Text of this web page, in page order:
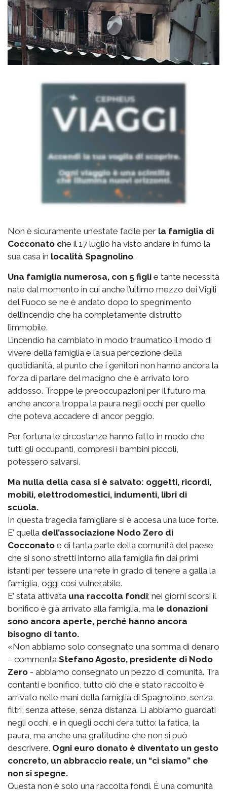
Non è sicuramente un’estate facile per la famiglia di
Cocconato che il 17 luglio ha visto andare in fumo la
sua casa in località Spagnolino.
Una famiglia numerosa, con 5 figli e tante necessità
nate dal momento in cui anche l’ultimo mezzo dei Vigili
del Fuoco se ne è andato dopo lo spegnimento
dell’incendio che ha completamente distrutto
l’immobile.
L’incendio ha cambiato in modo traumatico il modo di
vivere della famiglia e la sua percezione della
quotidianità, al punto che i genitori non hanno ancora la
forza di parlare del macigno che è arrivato loro
addosso. Troppe le preoccupazioni per il futuro ma
anche ancora troppa la paura negli occhi per quello
che poteva accadere di ancor peggio.
Per fortuna le circostanze hanno fatto in modo che
tutti gli occupanti, compresi i bambini piccoli,
potessero salvarsi.
Ma nulla della casa si è salvato: oggetti, ricordi,
mobili, elettrodomestici, indumenti, libri di
scuola.
In questa tragedia famigliare si è accesa una luce forte.
E’ quella dell’associazione Nodo Zero di
Cocconato e di tanta parte della comunità del paese
che si sono stretti intorno alla famiglia fin dai primi
istanti per tessere una rete in grado di tenere a galla la
famiglia, oggi così vulnerabile.
E’ stata attivata una raccolta fondi; nei giorni scorsi il
bonifico è già arrivato alla famiglia, ma le donazioni
sono ancora aperte, perché hanno ancora
bisogno di tanto.
«Non abbiamo solo consegnato una somma di denaro
– commenta Stefano Agosto, presidente di Nodo
Zero - abbiamo consegnato un pezzo di comunità. Tra
contanti e bonifico, tutto ciò che è stato raccolto è
arrivato nelle mani della famiglia di Spagnolino, senza
filtri, senza attese, senza distanza. Li abbiamo guardati
negli occhi, e in quegli occhi c’era tutto: la fatica, la
paura, ma anche una gratitudine che non si può
descrivere. Ogni euro donato è diventato un gesto
concreto, un abbraccio reale, un “ci siamo” che
non si spegne.
Questa non è solo una raccolta fondi. È una comunità